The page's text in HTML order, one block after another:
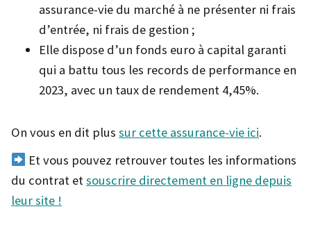
assurance-vie du marché à ne présenter ni frais
d’entrée, ni frais de gestion ;
Elle dispose d’un fonds euro à capital garanti
qui a battu tous les records de performance en
2023, avec un taux de rendement 4,45%.
On vous en dit plus sur cette assurance-vie ici.
Et vous pouvez retrouver toutes les informations
du contrat etsouscrire directement en ligne depuis
leur site !